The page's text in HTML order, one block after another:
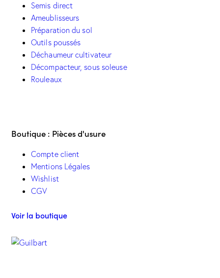
Semis direct
Ameublisseurs
Préparation du sol
Outils poussés
Déchaumeur cultivateur
Décompacteur, sous soleuse
Rouleaux
Boutique : Pièces d'usure
Compte client
Mentions Légales
Wishlist
CGV
Voir la boutique